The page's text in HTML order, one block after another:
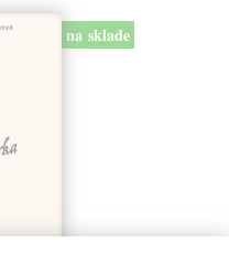
na sklade